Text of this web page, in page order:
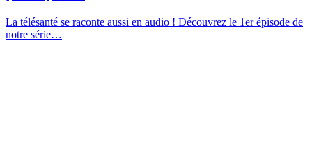
La télésanté se raconte aussi en audio ! Découvrez le 1er épisode de
notre série…